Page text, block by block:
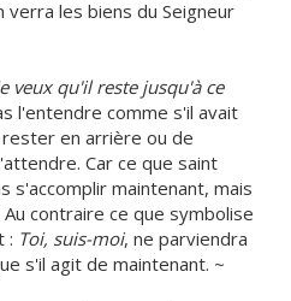
les biens du Seigneur
veux qu'il reste jusqu'à ce
l'entendre comme s'il avait
en arrière ou de
Car ce que saint
s'accomplir maintenant, mais
contraire ce que symbolise
: Toi, suis-moi, ne parviendra
s'il agit de maintenant. ~